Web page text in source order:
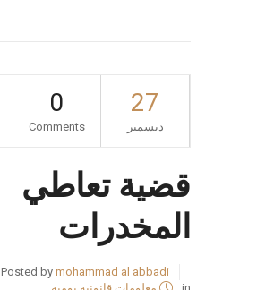
27
ديسمبر
0
Comments
قضية تعاطي
المخدرات
Posted by mohammad al abbadi